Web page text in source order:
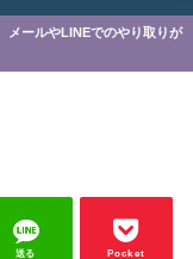
メールやLINEでのやり取りが
送る Pocket